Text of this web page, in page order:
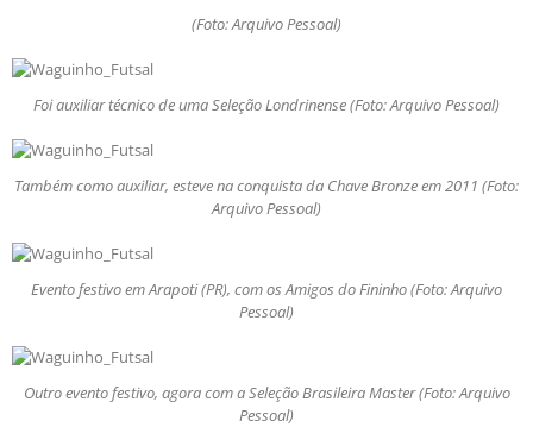
(Foto: Arquivo Pessoal)
Foi auxiliar técnico de uma Seleção Londrinense (Foto: Arquivo Pessoal)
Também como auxiliar, esteve na conquista da Chave Bronze em 2011 (Foto:
Arquivo Pessoal)
Evento festivo em Arapoti (PR), com os Amigos do Fininho (Foto: Arquivo
Pessoal)
Outro evento festivo, agora com a Seleção Brasileira Master (Foto: Arquivo
Pessoal)